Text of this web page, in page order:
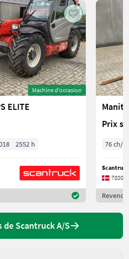
Machine d’occasion
ELITE
2552 h
Prix
76 ch/
7800
de Scantruck A/S